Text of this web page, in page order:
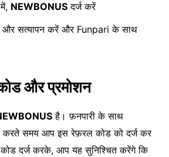
NEWBONUS दर्ज करें
और सत्यापन करें और Funpari के साथ
कोड और प्रमोशन
है। फ़नपारी के साथ
करते समय आप इस रेफ़रल कोड को दर्ज कर
दर्ज करके, आप यह सुनिश्चित करेंगे कि